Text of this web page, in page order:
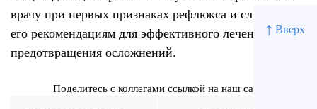
↑ Вверх
врачу при первых признаках рефлюкса и следовать
его рекомендациям для эффективного лечения и
предотвращения осложнений.
Поделитесь с коллегами ссылкой на наш сайт